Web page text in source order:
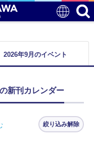
2026年9月のイベント
新刊カレンダー
絞り込み解除